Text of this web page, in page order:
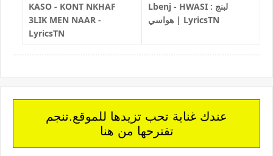
KASO - KONT NKHAF
3LIK MEN NAAR -
LyricsTN
Lbenj - HWASI لبنج :
هواسي | LyricsTN
عندك غناية تحب تزيدها للموقع.تنجم
تقترحها من هنا